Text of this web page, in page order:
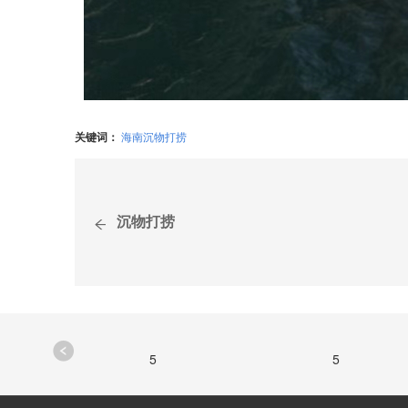
关键词： 海南沉物打捞
沉物打捞
5 5